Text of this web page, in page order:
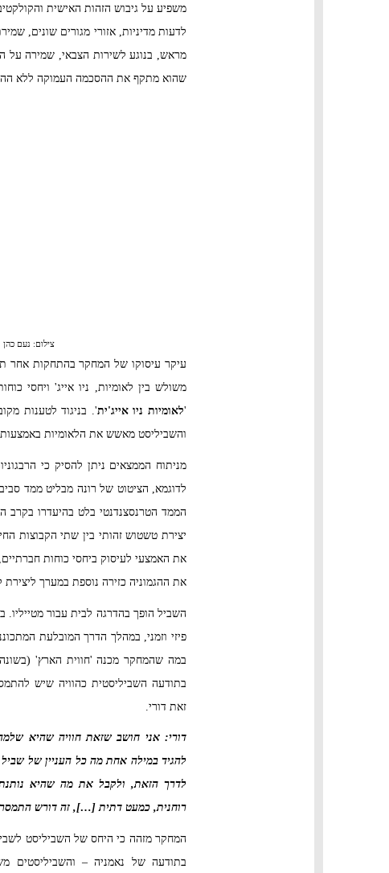
משפיע על גיבוש הזהות האישית
לדעות מדיניות, אזורי מגורים שונים,
מראש, בנוגע לשירות הצבאי, שמירה על
שהוא מתקף את ההסכמה העמוקה ללא
צילום: נעם כהן
עיקר עיסוקו של המחקר בהתחקות אחר
משולש בין לאומיות, ניו אייג' ויחסי
'לאומיות ניו אייג'ית'. בניגוד לטענות
והשביליסט מאשש את הלאומיות באמצעות
מניתוח הממצאים ניתן להסיק כי
לדוגמא, הציטוט של רונה מבליט ממד
הממד הטרנסצנדנטי בלט בהיעדרו
יצירת טשטוש זהותי בין שתי הקבוצות
את האמצעי לעיסוק ביחסי כוחות
את ההגמוניה כזירה נוספת במערך ליצירת
השביל הופך בהדרגה לבית עבור
פיזי וזמני, במהלך הדרך המובלעת
במה שהמחקר מכנה 'חווית הארץ'
בתודעה השביליסטית כהוויה שיש
זאת דורי.
דורי: אני חושב שזאת חוויה שהיא
להגיד במילה אחת מה כל העניין של
לדרך הזאת, ולקבל את מה שהיא
רוחנית, כמעט דתית […], זה דורש
המחקר מזהה כי היחס של השביליסט
בתודעה של נאמניה – והשביליסטים